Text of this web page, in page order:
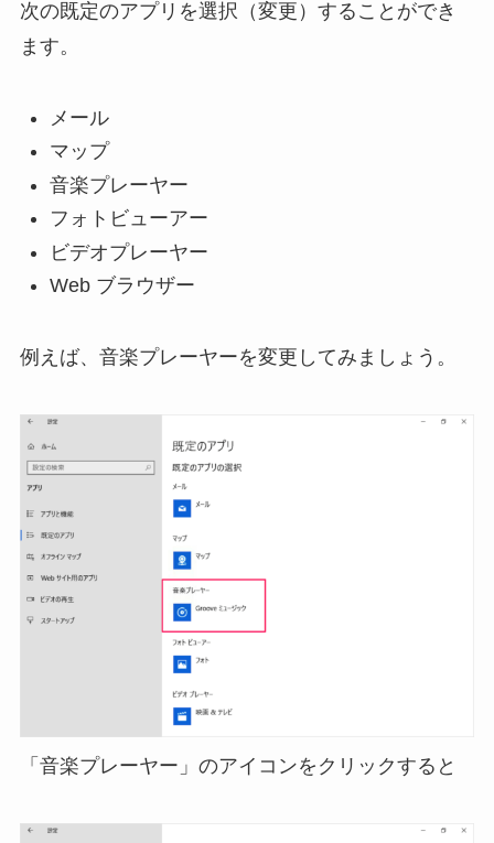
次の既定のアプリを選択（変更）することができ
ます。
メール
マップ
音楽プレーヤー
フォトビューアー
ビデオプレーヤー
Web ブラウザー
例えば、音楽プレーヤーを変更してみましょう。
「音楽プレーヤー」のアイコンをクリックすると